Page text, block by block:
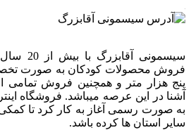
فروش محصولات کودکان به صورت
پنج هزار متر و همچنین فروش تمامی
به صورت رسمی آغاز به کار کرد تا
سایر استان ها کرده باشد.